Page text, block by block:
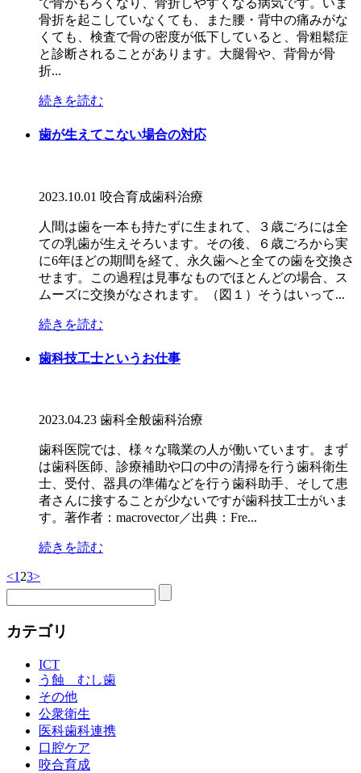
で骨がもろくなり、骨折しやすくなる病気です。いま
骨折を起こしていなくても、また腰・背中の痛みがな
くても、検査で骨の密度が低下していると、骨粗鬆症
と診断されることがあります。大腿骨や、背骨が骨
折...
続きを読む
歯が生えてこない場合の対応
2023.10.01 咬合育成歯科治療
人間は歯を一本も持たずに生まれて、３歳ごろには全
ての乳歯が生えそろいます。その後、６歳ごろから実
に6年ほどの期間を経て、永久歯へと全ての歯を交換さ
せます。この過程は見事なものでほとんどの場合、ス
ムーズに交換がなされます。（図１）そうはいって...
続きを読む
歯科技工士というお仕事
2023.04.23 歯科全般歯科治療
歯科医院では、様々な職業の人が働いています。まず
は歯科医師、診療補助や口の中の清掃を行う歯科衛生
士、受付、器具の準備などを行う歯科助手、そして患
者さんに接することが少ないですが歯科技工士がいま
す。著作者：macrovector／出典：Fre...
続きを読む
<1 23>
カテゴリ
ICT
う蝕 むし歯
その他
公衆衛生
医科歯科連携
口腔ケア
咬合育成